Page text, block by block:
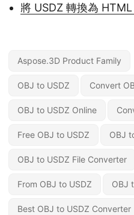
將 USDZ 轉換為
Aspose.3D Product Family
OBJ to USDZ Convert
OBJ to USDZ Online
Free OBJ to USDZ OBJ
OBJ to USDZ File Converter
From OBJ to USDZ OBJ
Best OBJ to USDZ Converter